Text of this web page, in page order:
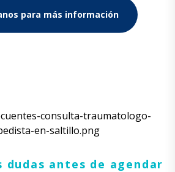
para más información
dudas antes de agendar